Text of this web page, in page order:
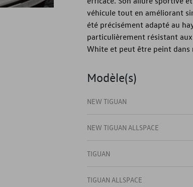
véhicule tout en améliorant
été précisément adapté au
particulièrement résistant
White et peut être peint
Modèle(s)
NEW TIGUAN
NEW TIGUAN ALLSPACE
TIGUAN
TIGUAN ALLSPACE